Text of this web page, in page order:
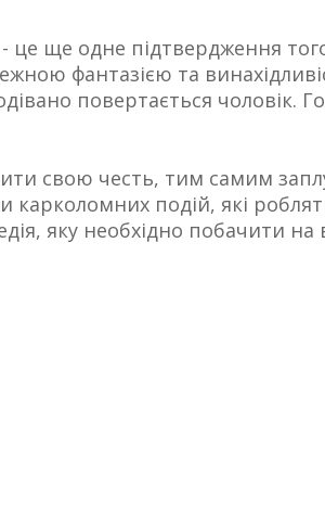
це ще одне підтвердження
фантазією та
повертається чоловік.
свою честь, тим самим
карколомних подій, які
яку необхідно побачити на